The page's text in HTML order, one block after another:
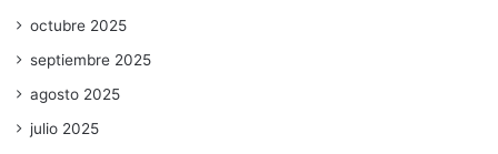
octubre 2025
septiembre 2025
agosto 2025
julio 2025